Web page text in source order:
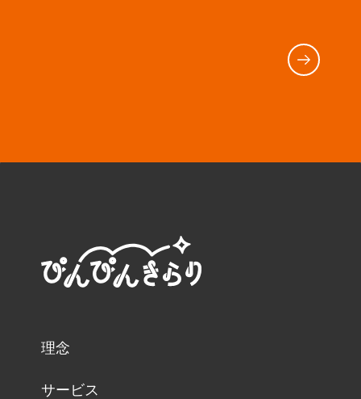
理念
サービス